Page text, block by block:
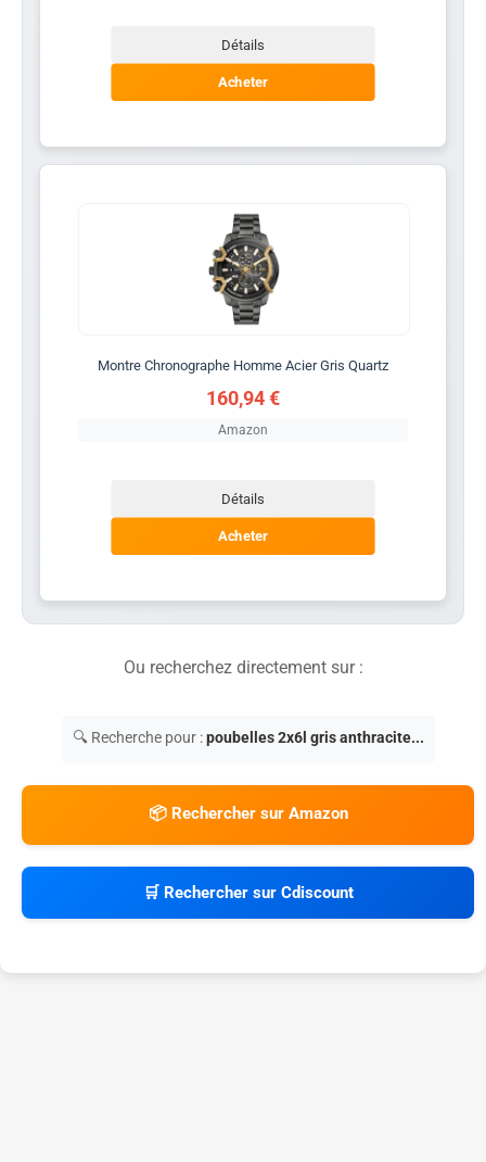
Détails
Acheter
Montre Chronographe Homme Acier Gris Quartz
160,94 €
Amazon
Détails
Acheter
Ou recherchez directement sur :
🔍 Recherche pour :poubelles 2x6l gris anthracite...
📦 Rechercher sur Amazon
🛒 Rechercher sur Cdiscount